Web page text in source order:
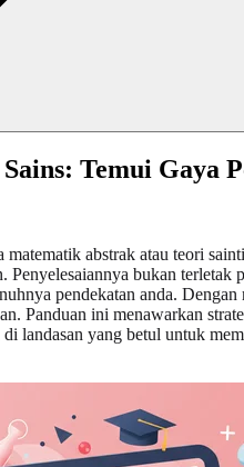
Temui Gaya
abstrak atau teori
Penyelesaiannya bukan
pendekatan anda.
Panduan ini menawarkan
di landasan yang betul untuk